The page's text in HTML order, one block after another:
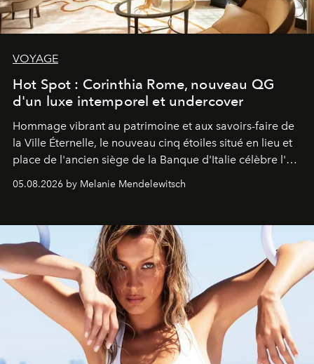
VOYAGE
Hot Spot : Corinthia Rome, nouveau QG
d'un luxe intemporel et undercover
Hommage vibrant au patrimoine et aux savoirs-faire de
la Ville Éternelle, le nouveau cinq étoiles situé en lieu et
place de l'ancien siège de la Banque d'Italie célèbre l'art
de vivre Romain dans toute son élégance intemporelle.
05.08.2026 by Melanie Mendelewitsch